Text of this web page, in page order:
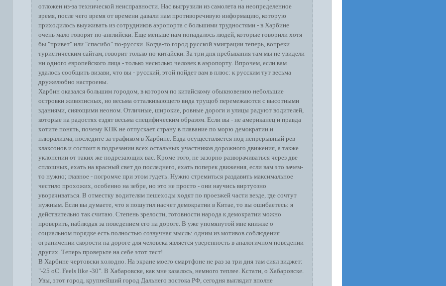
отложен из-за технической неисправности. Нас выгрузили из самолета на неопределенное
время, после чего время от времени давали нам противоречивую информацию, которую
приходилось выуживать из сотрудников аэропорта с большими трудностями - в Харбине
очень мало говорят по-английски. Еще меньше нам попадалось людей, которые говорили хотя
бы "привет" или "спасибо" по-русски. Когда-то город русской эмиграции теперь, вопреки
туристическим сайтам, говорит только по-китайски. За три дня пребывания там мы не увидели
ни одного европейского лица - только несколько человек в аэропорту. Впрочем, если вам
удалось сообщить визави, что вы - русский, этой пойдет вам в плюс: к русским тут весьма
дружелюбно настроены.
Харбин оказался большим городом, в котором по китайскому обыкновению небольшие
островки живописных, но весьма отталкивающего вида трущоб перемежаются с высотными
зданиями, сияющими неоном. Отличные, широкие, ровные дороги и улицы радуют водителей,
которые на радостях ездят весьма специфическим образом. Если вы - не американец и правда
хотите понять, почему КПК не отпускает страну в плавание по морю демократии и
плюрализма, последите за трафиком в Харбине. Езда осуществляется под непрерывный рев
клаксонов и состоит в подрезании всех остальных участников дорожного движения, а также
уклонении от таких же подрезающих вас. Кроме того, не зазорно разворачиваться через две
сплошных, ехать на красный свет до последнего, ехать поперек движения, если вам это зачем-
то нужно; главное - погромче при этом гудеть. Нужно стремиться раздавить максимальное
честило прохожих, особенно на зебре, но это не просто - они научись виртуозно
уворачиваться. В отместку водителям пешеходы ходят по проезжей части везде, где сочтут
нужным. Если вы думаете, что я пошутил насчет демократии в Китае, то вы ошибаетесь: я
действительно так считаю. Степень зрелости, готовности народа к демократии можно
проверить, наблюдая за поведением его на дороге. В уже упомянутой мне книжке о
социальном порядке есть полностью созвучная мысль: одним из мотивов соблюдения
ограничении скорости на дороге для человека является уверенность в аналогичном поведении
других. Теперь проверьте на себе этот тест!
В Харбине чертовски холодно. На экране моего смартфоне не раз за три дня там сиял виджет:
"-25 оС. Feels like -30". В Хабаровске, как мне казалось, немного теплее. Кстати, о Хабаровске.
Увы, этот город, крупнейший город Дальнего востока РФ, сегодня выглядит вполне